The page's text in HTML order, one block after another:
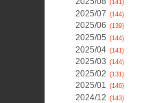
(141)
2025/07 (144)
2025/06 (139)
2025/05 (144)
2025/04 (141)
2025/03 (144)
2025/02 (131)
2025/01 (146)
2024/12 (143)